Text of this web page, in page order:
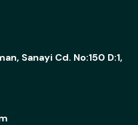
Sanayi Cd. No:150 D:1,